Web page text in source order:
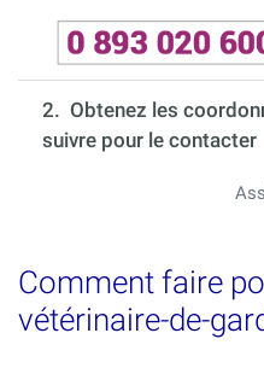
2. Obtenez les
suivre pour le contacter
Comment faire
vétérinaire-de-